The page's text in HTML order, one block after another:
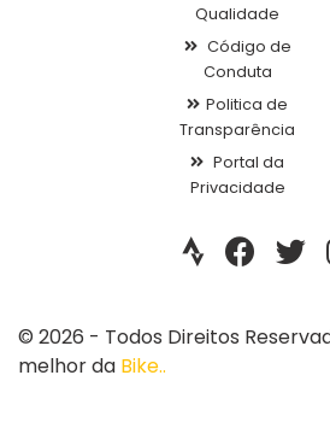
Qualidade
Código de
Conduta
Politica de
Transparência
Portal da
Privacidade
© 2026 - Todos Direitos
melhor da Bike..